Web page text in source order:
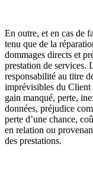
En outre, et en cas de
tenu que de la
dommages directs et
prestation de services.
responsabilité au titre
imprévisibles du Client
gain manqué, perte,
données, préjudice
perte d’une chance,
en relation ou
des prestations.